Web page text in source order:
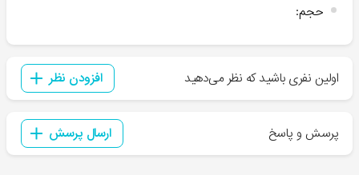
حجم:
اولین نفری باشید که نظر می‌دهید افزودن نظر
پرسش و پاسخ ارسال پرسش